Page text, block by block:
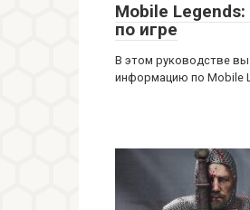
Mobile
по игре
В этом руководстве
информацию по Mobile